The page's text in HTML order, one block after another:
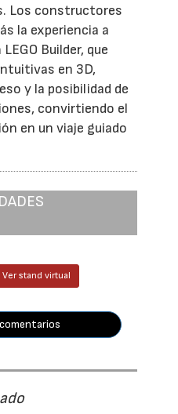
Los constructores
la experiencia a
Builder, que
en 3D,
y la posibilidad de
convirtiendo el
en un viaje guiado
Ver stand virtual